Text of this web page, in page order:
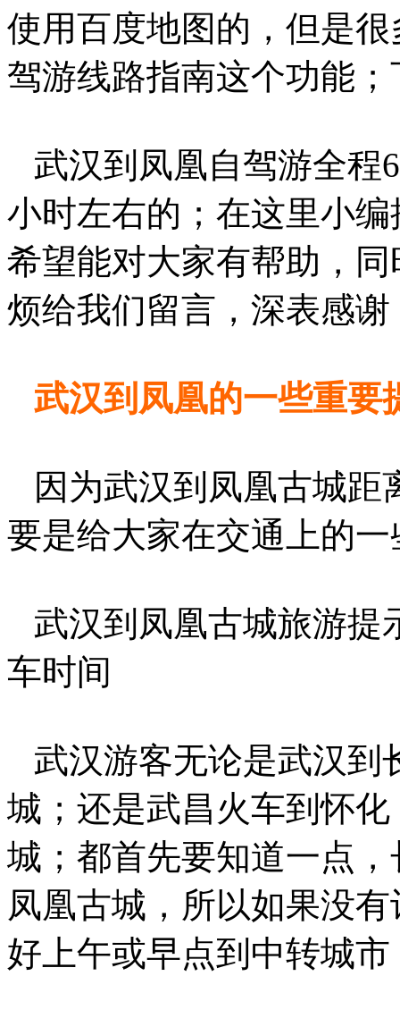
使用百度地图的，但是
驾游线路指南这个功能
武汉到凤凰自驾游全程
小时左右的；在这里小
希望能对大家有帮助，
烦给我们留言，深表感谢
武汉到凤凰的一些重要
因为武汉到凤凰古城距
要是给大家在交通上的
武汉到凤凰古城旅游提
车时间
武汉游客无论是武汉到
城；还是武昌火车到怀
城；都首先要知道一点
凤凰古城，所以如果没
好上午或早点到中转城